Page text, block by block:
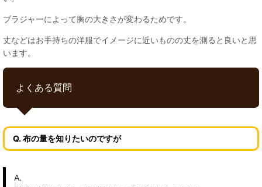
ブラジャーによって胸の大きさが変わるためです。
丈などはお手持ちの洋服でイメージに近いものの丈を測ると良いと思
います。
よくある質問
Q. 布の量を知りたいのですが
A.